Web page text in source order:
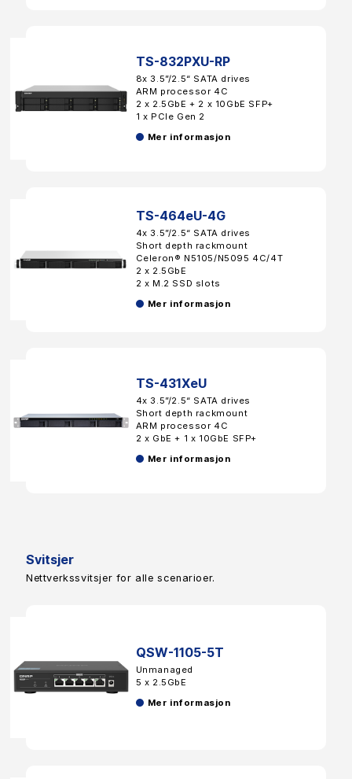
TS-832PXU-RP
8x 3.5”/2.5“ SATA drives
ARM processor 4C
2 x 2.5GbE + 2 x 10GbE SFP+
1 x PCIe Gen 2
Mer informasjon
TS-464eU-4G
4x 3.5”/2.5“ SATA drives
Short depth rackmount
Celeron® N5105/N5095 4C/4T
2 x 2.5GbE
2 x M.2 SSD slots
Mer informasjon
TS-431XeU
4x 3.5”/2.5“ SATA drives
Short depth rackmount
ARM processor 4C
2 x GbE + 1 x 10GbE SFP+
Mer informasjon
Svitsjer
Nettverkssvitsjer for alle scenarioer.
QSW-1105-5T
Unmanaged
5 x 2.5GbE
Mer informasjon